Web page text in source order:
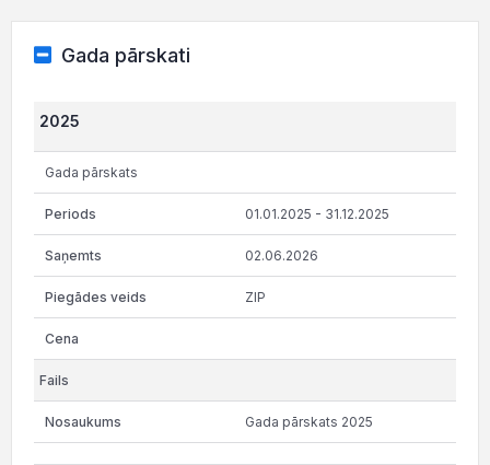
Gada pārskati
2025
Gada pārskats
01.01.2025 - 31.12.2025
02.06.2026
ZIP
Gada pārskats 2025